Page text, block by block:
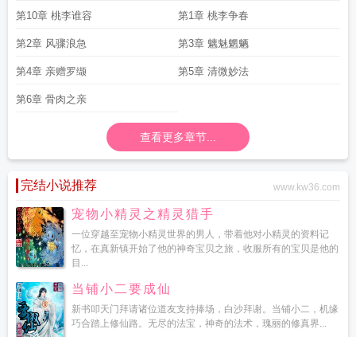
第10章 桃李谁容 第1章 桃李争春
第2章 风骤浪急 第3章 魑魅魍魉
第4章 亲赠罗缬 第5章 清微妙法
第6章 骨肉之亲
查看更多章节...
完结小说推荐 www.kw36.com
宠物小精灵之精灵猎手
一位穿越至宠物小精灵世界的男人，带着他对小精灵的资料记
忆，在真新镇开始了他的神奇宝贝之旅，收服所有的宝贝是他的
目...
当铺小二要成仙
新书叩天门拜请诸位道友支持捧场，白沙拜谢。当铺小二，机缘
巧合踏上修仙路。无尽的法宝，神奇的法术，瑰丽的修真界...